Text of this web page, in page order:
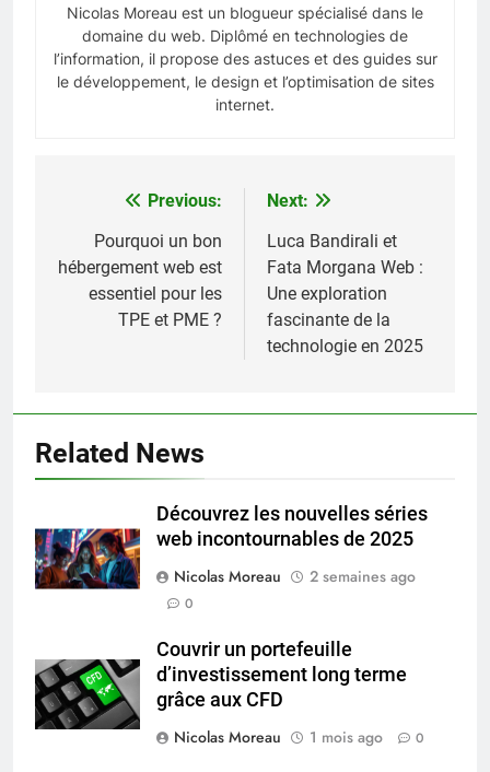
Nicolas Moreau est un blogueur spécialisé dans le
domaine du web. Diplômé en technologies de
l’information, il propose des astuces et des guides sur
le développement, le design et l’optimisation de sites
internet.
Navigation
l’article
Previous:
Pourquoi un bon
hébergement web est
essentiel pour les
TPE et PME ?
Next:
Luca Bandirali et
Fata Morgana Web :
Une exploration
fascinante de la
technologie en 2025
Related News
Découvrez les nouvelles séries
web incontournables de 2025
Nicolas Moreau
2 semaines ago
0
Couvrir un portefeuille
d’investissement long terme
grâce aux CFD
Nicolas Moreau
1 mois ago 0